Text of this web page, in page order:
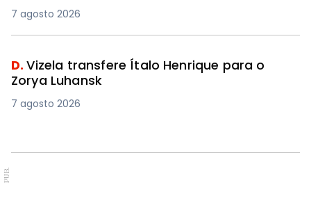
7 agosto 2026
D.Vizela transfere Ítalo Henrique para o
Zorya Luhansk
7 agosto 2026
PUB.